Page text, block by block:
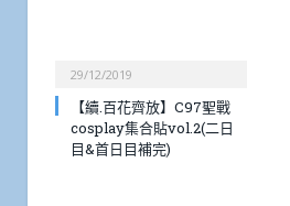
29/12/2019
【續.百花齊放】C97聖戰
cosplay集合貼vol.2(二日
目&首日目補完)